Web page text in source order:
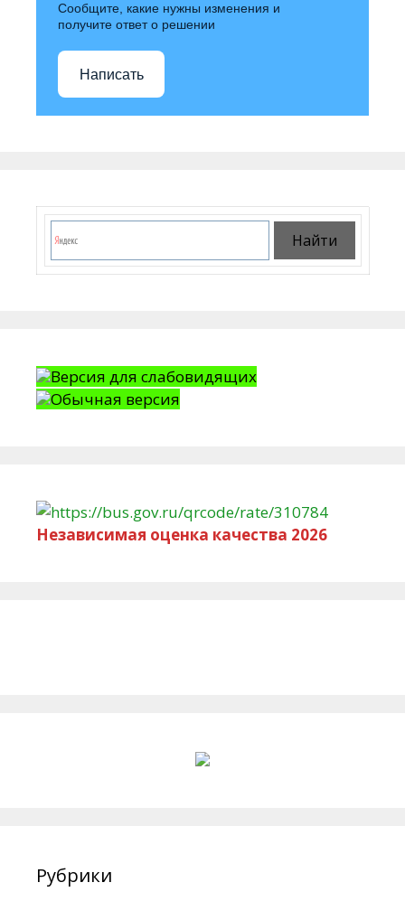
Сообщите, какие нужны изменения и
получите ответ о решении
Написать
Версия для слабовидящих
Обычная версия
Независимая оценка качества 2026
Рубрики